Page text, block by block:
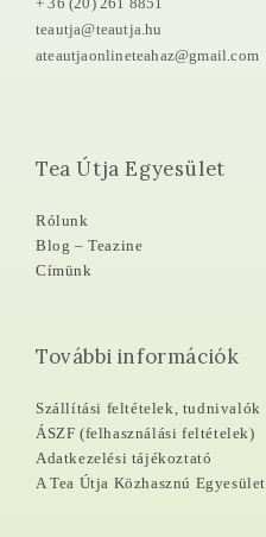
teautja@teautja.hu
ateautjaonlineteahaz@gmail.com
Tea Útja Egyesület
Rólunk
Blog – Teazine
Címünk
További információk
Szállítási feltételek, tudnivalók
ÁSZF (felhasználási feltételek)
Adatkezelési tájékoztató
A Tea Útja Közhasznú Egyesület